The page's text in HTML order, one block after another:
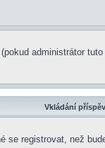
administrátor
Vkládání
registrovat, než